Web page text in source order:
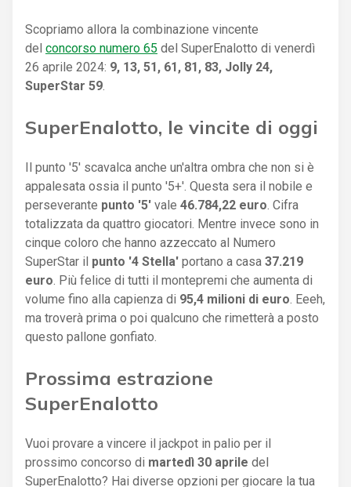
Scopriamo allora la combinazione vincente
del concorso numero 65 del SuperEnalotto di venerdì
26 aprile 2024: 9, 13, 51, 61, 81, 83, Jolly 24,
SuperStar 59
SuperEnalotto, le vincite di oggi
Il punto '5' scavalca anche un'altra ombra che non si è
appalesata ossia il punto '5+'. Questa sera il nobile e
perseverante punto '5' vale 46.784,22 euro . Cifra
totalizzata da quattro giocatori. Mentre invece sono in
cinque coloro che hanno azzeccato al Numero
SuperStar il punto '4 Stella' portano a casa 37.219
euro . Più felice di tutti il montepremi che aumenta di
volume fino alla capienza di 95,4 milioni di euro . Eeeh,
ma troverà prima o poi qualcuno che rimetterà a posto
questo pallone gonfiato.
Prossima estrazione
SuperEnalotto
Vuoi provare a vincere il jackpot in palio per il
prossimo concorso di martedì 30 aprile del
SuperEnalotto? Hai diverse opzioni per giocare la tua